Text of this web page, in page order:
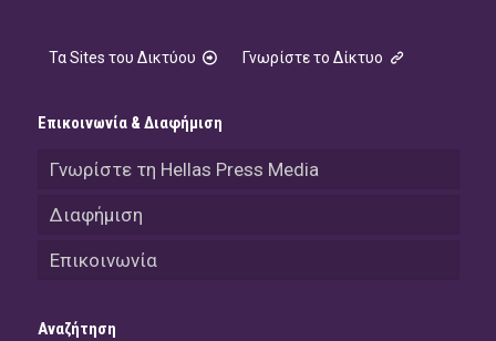
Τα Sites του Δικτύου Γνωρίστε το Δίκτυο
Επικοινωνία & Διαφήμιση
Γνωρίστε τη Hellas Press Media
Διαφήμιση
Επικοινωνία
Αναζήτηση